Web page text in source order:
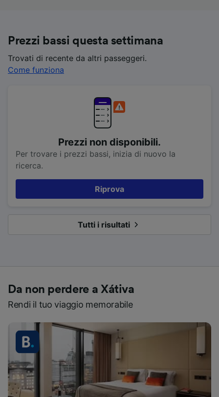
Prezzi bassi questa settimana
Trovati di recente da altri passeggeri.
Come funziona
Prezzi non disponibili.
Per trovare i prezzi bassi, inizia di nuovo la
ricerca.
Riprova
Tutti i risultati
Da non perdere a Xátiva
Rendi il tuo viaggio memorabile